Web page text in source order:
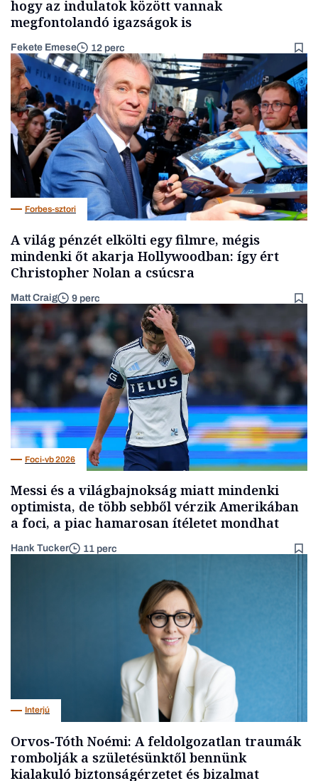
hogy az indulatok között vannak
megfontolandó igazságok is
Fekete Emese 12 perc
Forbes-sztori
A világ pénzét elkölti egy filmre, mégis
mindenki őt akarja Hollywoodban: így ért
Christopher Nolan a csúcsra
Matt Craig 9 perc
Foci-vb 2026
Messi és a világbajnokság miatt mindenki
optimista, de több sebből vérzik Amerikában
a foci, a piac hamarosan ítéletet mondhat
Hank Tucker 11 perc
Interjú
Orvos-Tóth Noémi: A feldolgozatlan traumák
rombolják a születésünktől bennünk
kialakuló biztonságérzetet és bizalmat